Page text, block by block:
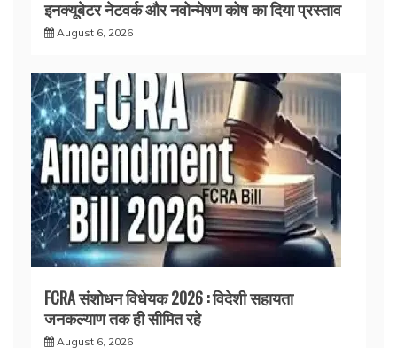
इनक्यूबेटर नेटवर्क और नवोन्मेषण कोष का दिया प्रस्ताव
August 6, 2026
FCRA संशोधन विधेयक 2026 : विदेशी सहायता
जनकल्याण तक ही सीमित रहे
August 6, 2026